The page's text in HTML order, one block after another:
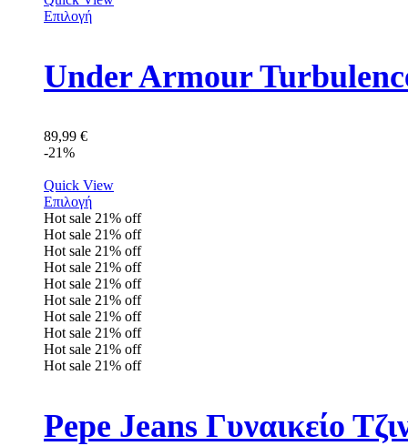
Επιλογή
Under Armour
89,99 €
-21%
Quick View
Επιλογή
Hot sale 21% off
Hot sale 21% off
Hot sale 21% off
Hot sale 21% off
Hot sale 21% off
Hot sale 21% off
Hot sale 21% off
Hot sale 21% off
Hot sale 21% off
Hot sale 21% off
Pepe Jeans Γυναικείο